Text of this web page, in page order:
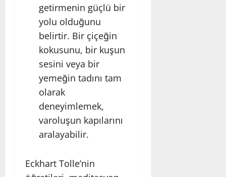
getirmenin güçlü bir
yolu olduğunu
belirtir. Bir çiçeğin
kokusunu, bir kuşun
sesini veya bir
yemeğin tadını tam
olarak
deneyimlemek,
varoluşun kapılarını
aralayabilir.
Eckhart Tolle’nin